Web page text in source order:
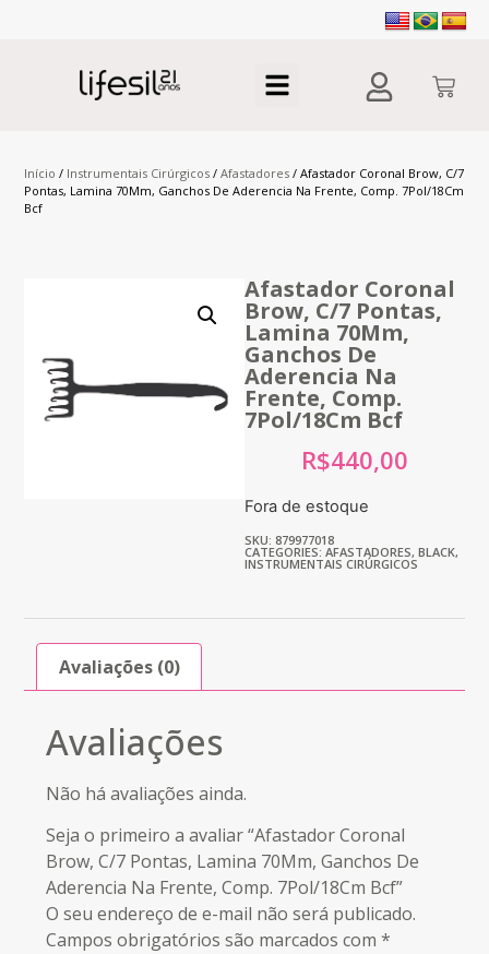
Início / Instrumentais Cirúrgicos /Afastadores / Afastador Coronal Brow, C/7
Pontas, Lamina 70Mm, Ganchos De Aderencia Na Frente, Comp. 7Pol/18Cm
Bcf
Afastador Coronal
Brow, C/7 Pontas,
Lamina 70Mm,
Ganchos De
Aderencia Na
Frente, Comp.
7Pol/18Cm Bcf
R$440,00
Fora de estoque
SKU: 879977018
CATEGORIES: AFASTADORES, BLACK,
INSTRUMENTAIS CIRÚRGICOS
Avaliações (0)
Avaliações
Não há avaliações ainda.
Seja o primeiro a avaliar “Afastador Coronal
Brow, C/7 Pontas, Lamina 70Mm, Ganchos De
Aderencia Na Frente, Comp. 7Pol/18Cm Bcf”
O seu endereço de e-mail não será publicado.
Campos obrigatórios são marcados com*